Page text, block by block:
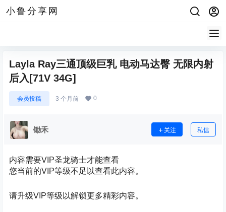
小鲁分享网
Layla Ray三通顶级巨乳 电动马达臀 无限内射
后入[71V 34G]
会员投稿 3 个月前 0
锄禾 关注 私信
内容需要VIP圣龙骑士才能查看
您当前的VIP等级不足以查看此内容。
请升级VIP等级以解锁更多精彩内容。